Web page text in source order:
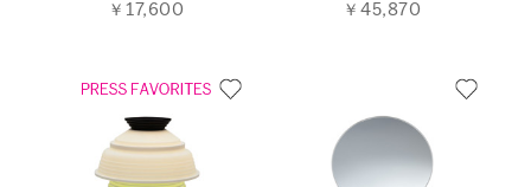
￥17,600
￥45,870